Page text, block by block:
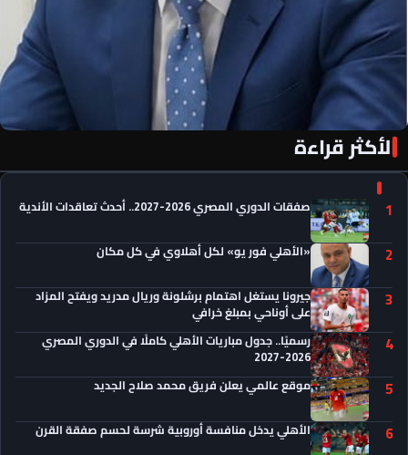
«الأهلي فور يو» لكل أهلاوي في كل مكان
الأكثر قراءة
1 صفقات الدوري المصري 2026-2027.. أحدث تعاقدات الأندية
2 «الأهلي فور يو» لكل أهلاوي في كل مكان
3 جيرونا يستغل اهتمام برشلونة وريال مدريد ويفتح المزاد
على أوناحي بمبلغ خرافي
4 رسميًا.. جدول مباريات الأهلي كاملًا في الدوري المصري
2026-2027
5 موقع عالمي يعلن فريق محمد صلاح الجديد
6 الأهلي يدخل منافسة أوروبية شرسة لحسم صفقة القرن